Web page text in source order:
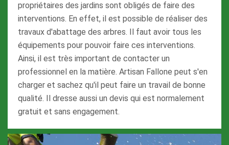
propriétaires des jardins sont obligés de faire des
interventions. En effet, il est possible de réaliser des
travaux d'abattage des arbres. Il faut avoir tous les
équipements pour pouvoir faire ces interventions.
Ainsi, il est très important de contacter un
professionnel en la matière. Artisan Fallone peut s'en
charger et sachez qu'il peut faire un travail de bonne
qualité. Il dresse aussi un devis qui est normalement
gratuit et sans engagement.